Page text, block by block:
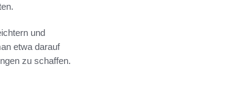
und
etwa darauf
zu schaffen.